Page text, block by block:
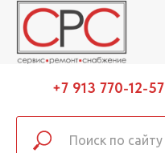
+7 913 770-12-57